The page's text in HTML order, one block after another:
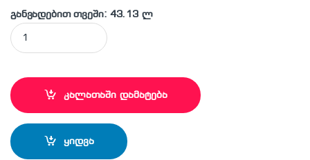
განვადებით თვეში: 43.13 ლ
BOSCH - PLR50 მანძილის მზომელი quantity
კალათაში დამატება
ყიდვა